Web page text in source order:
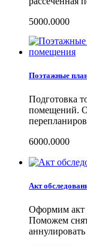
5000.0000
Поэтажные
Подготовка
помещений.
6000.0000
Акт
Оформим акт
Поможем